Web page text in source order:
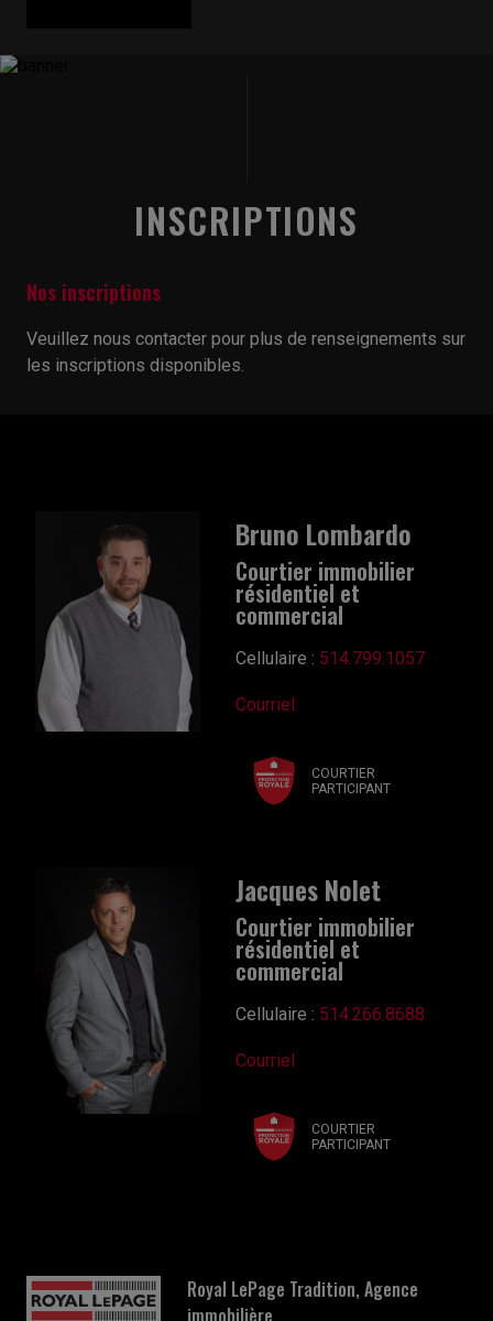
INSCRIPTIONS
Nos inscriptions
Veuillez nous contacter pour plus de renseignements sur
les inscriptions disponibles.
Bruno Lombardo
Courtier immobilier
résidentiel et
commercial
Cellulaire : 514.799.1057
Courriel
COURTIER
PARTICIPANT
Jacques Nolet
Courtier immobilier
résidentiel et
commercial
Cellulaire : 514.266.8688
Courriel
COURTIER
PARTICIPANT
Royal LePage Tradition, Agence
immobilière